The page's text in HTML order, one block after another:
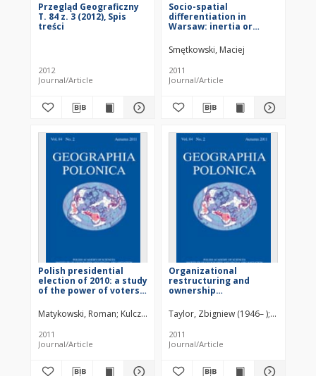
Przegląd Geograficzny
T. 84 z. 3 (2012), Spis
treści
2012
Journal/Article
Socio-spatial
differentiation in
Warsaw: inertia or
city structure?
Smętkowski, Maciej
2011
Journal/Article
Polish presidential
election of 2010: a study
of the power of voters
sized towns
Matykowski, Roman Kulczyńska, Katarzyna
2011
Journal/Article
Organizational
restructuring and
ownership
Poland’s inland shipping
companies after 1990
Taylor, Zbigniew (1946– )
2011
Journal/Article